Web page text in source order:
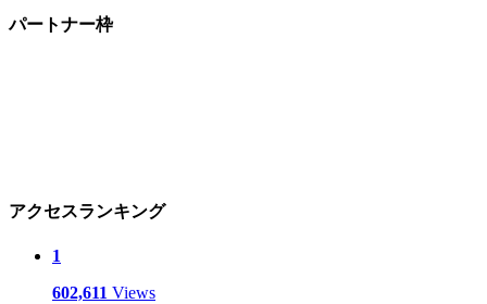
パートナー枠
アクセスランキング
1
602,611 Views